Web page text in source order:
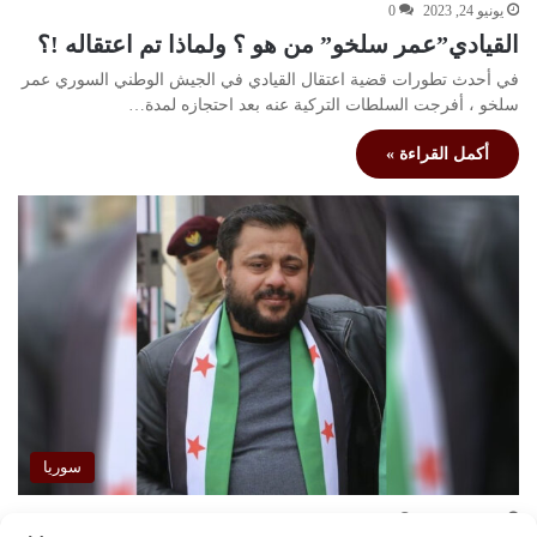
يونيو 24, 2023 0
القيادي”عمر سلخو” من هو ؟ ولماذا تم اعتقاله !؟
في أحدث تطورات قضية اعتقال القيادي في الجيش الوطني السوري عمر
سلخو ، أفرجت السلطات التركية عنه بعد احتجازه لمدة…
أكمل القراءة »
سوريا